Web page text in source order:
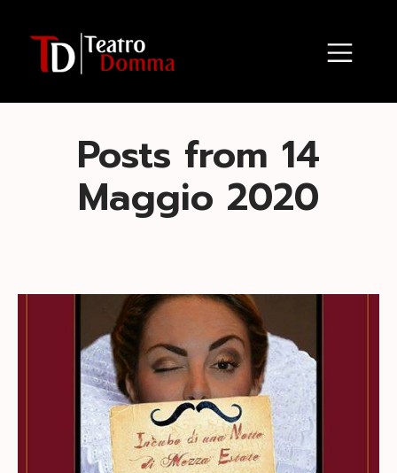
Posts from 14
Maggio 2020